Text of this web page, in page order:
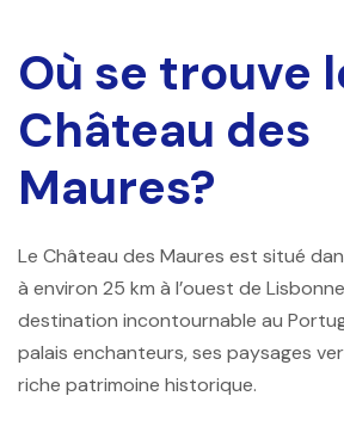
Où se trouve
Château des
Maures?
Le Château des Maures est situé
à environ 25 km à l’ouest de
destination incontournable au
palais enchanteurs, ses paysages
riche patrimoine historique.